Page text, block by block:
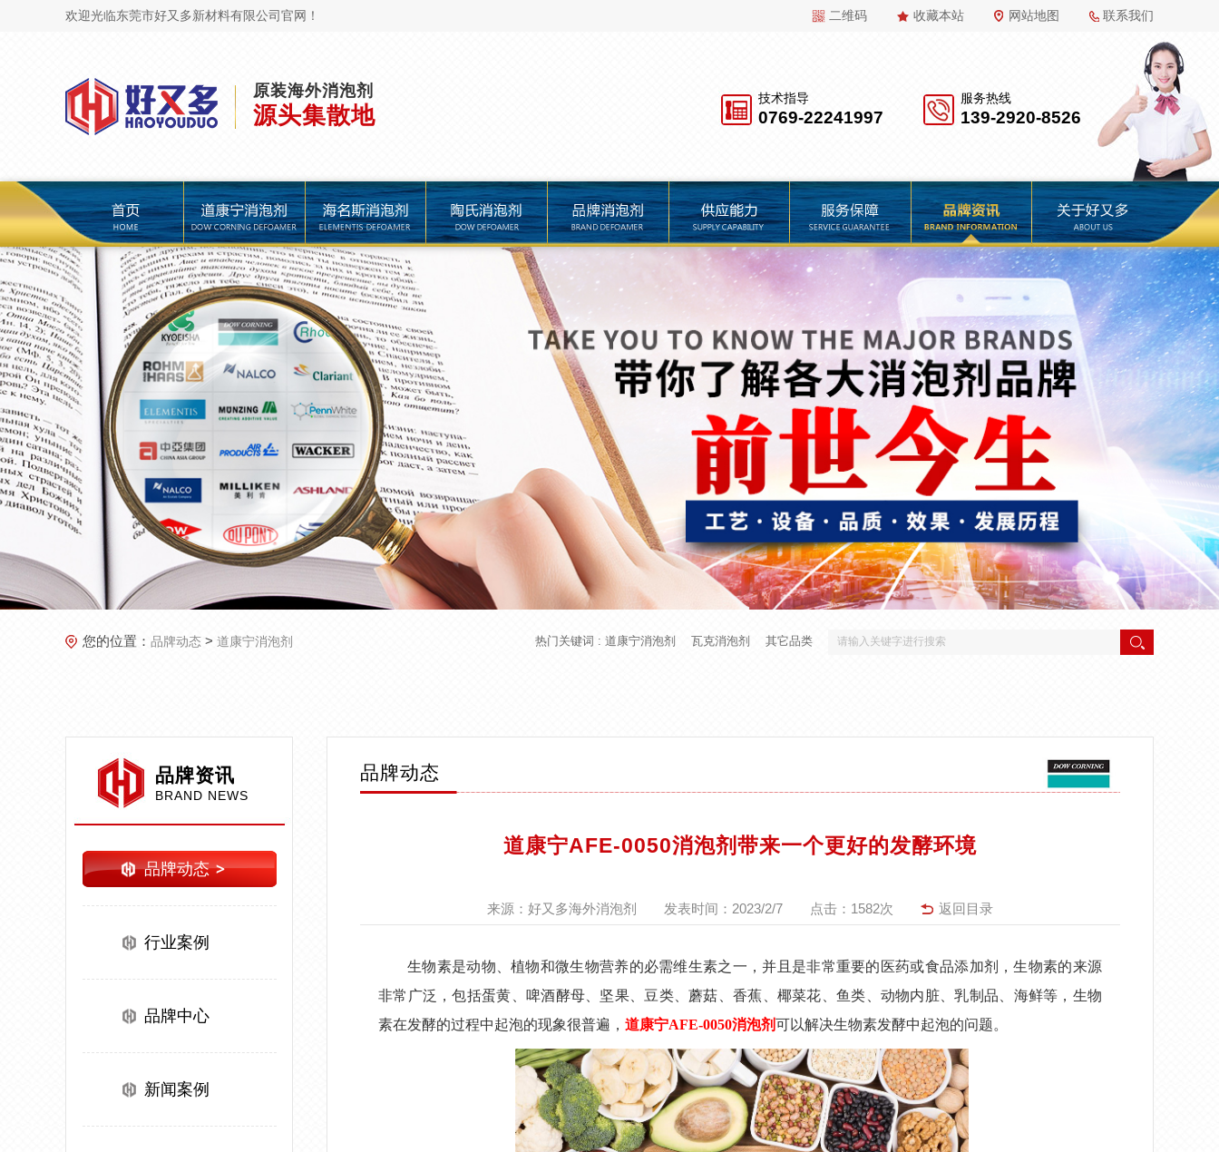
欢迎光临东莞市好又多新材料有限公司官网！ 二维码 收藏本站 网站地图 联系我们
原装海外消泡剂
源头集散地
技术指导
0769-22241997
服务热线
139-2920-8526
道康宁消泡剂 海名斯消泡剂 陶氏消泡剂 品牌消泡剂 供应能力 服务保障 品牌资讯 关于好又多
您的位置： 品牌动态 > 道康宁消泡剂 热门关键词 : 道康宁消泡剂 瓦克消泡剂 其它品类
品牌资讯
BRAND NEWS
品牌动态
行业案例
品牌中心
新闻案例
品牌动态
道康宁AFE-0050消泡剂带来一个更好的发酵环境
来源：好又多海外消泡剂 发表时间：2023/2/7 点击： 1582次 返回目录
生物素是动物、植物和微生物营养的必需维生素之一，并且是非常重要的医药或食品添加剂，生物素的来源
非常广泛，包括蛋黄、啤酒酵母、坚果、豆类、蘑菇、香蕉、椰菜花、鱼类、动物内脏、乳制品、海鲜等，生物
素在发酵的过程中起泡的现象很普遍， 道康宁AFE-0050消泡剂可以解决生物素发酵中起泡的问题。